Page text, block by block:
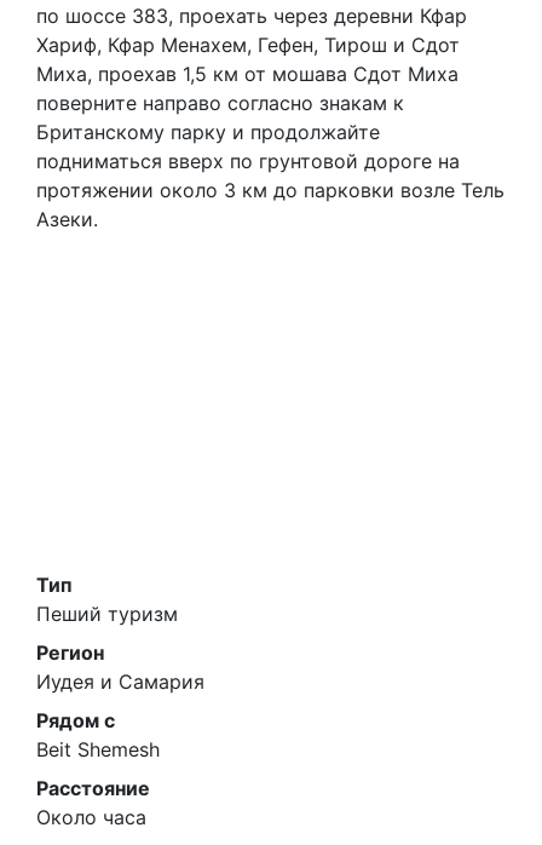
по шоссе 383, проехать через деревни Кфар
Хариф, Кфар Менахем, Гефен, Тирош и Сдот
Миха, проехав 1,5 км от мошава Сдот Миха
поверните направо согласно знакам к
Британскому парку и продолжайте
подниматься вверх по грунтовой дороге на
протяжении около 3 км до парковки возле Тель
Азеки.
Тип
Пеший туризм
Регион
Иудея и Самария
Рядом с
Beit Shemesh
Расстояние
Около часа